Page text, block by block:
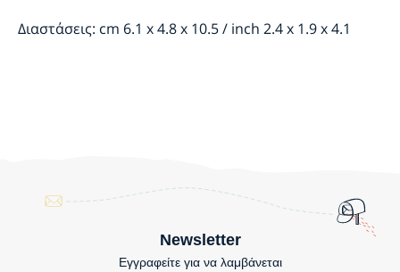
Διαστάσεις: cm 6.1 x 4.8 x 10.5 / inch 2.4 x 1.9 x 4.1
Newsletter
Εγγραφείτε για να λαμβάνεται